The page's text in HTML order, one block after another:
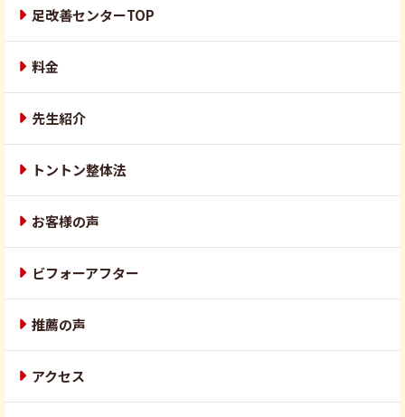
足改善センターTOP
料金
先生紹介
トントン整体法
お客様の声
ビフォーアフター
推薦の声
アクセス